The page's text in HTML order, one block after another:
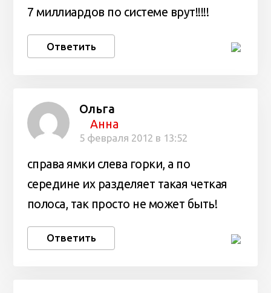
7 миллиардов по системе врут!!!!!
Ответить
Ольга
Анна
5 февраля 2012 в 13:52
справа ямки слева горки, а по
середине их разделяет такая четкая
полоса, так просто не может быть!
Ответить